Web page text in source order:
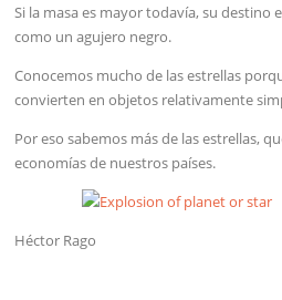
Si la masa es mayor todavía, su destino
como un agujero negro.
Conocemos mucho de las estrellas
convierten en objetos relativamente
Por eso sabemos más de las estrellas,
economías de nuestros países.
Héctor Rago